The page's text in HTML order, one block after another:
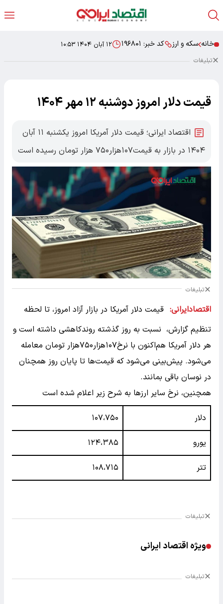
خانه سکه و ارز کد خبر: ۱۹۶۸۰۱ ۱۲ آبان ۱۴۰۴ ۱۰:۵۳
تبلیغات
قیمت دلار امروز دوشنبه ۱۲ مهر ۱۴۰۴
اقتصاد ایرانی؛ قیمت دلار آمریکا امروز یکشنبه ۱۱ آبان
۱۴۰۴ در بازار به قیمت۱۰۷هزار۷۵۰ هزار تومان رسیده است
تبلیغات
اقتصادایرانی: قیمت دلار آمریکا در بازار آزاد امروز، تا لحظه
تنظیم گزارش، نسبت به روز گذشته روندکاهشی داشته است و
هر دلار آمریکا هم‌اکنون با نرخ۱۰۷هزار۷۵۰هزار تومان معامله
می‌شود. پیش‌بینی می‌شود که قیمت‌ها تا پایان روز همچنان
در نوسان باقی بمانند.
همچنین، نرخ سایر ارزها به شرح زیر اعلام شده است
دلار ۱۰۷،۷۵۰
یورو ۱۲۴،۳۸۵
تتر ۱۰۸،۷۱۵
تبلیغات
ویژه اقتصاد ایرانی
تبلیغات